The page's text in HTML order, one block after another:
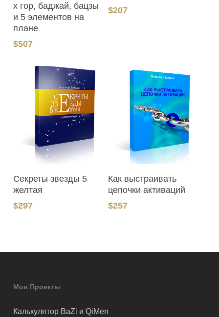
х гор, баджай, бацзы
и 5 элементов на
плане
$507
$207
Секреты звезды 5
желтая
$297
Как выстраивать
цепочки активаций
$257
Мои Проекты
Калькулятор BaZi и QiMen